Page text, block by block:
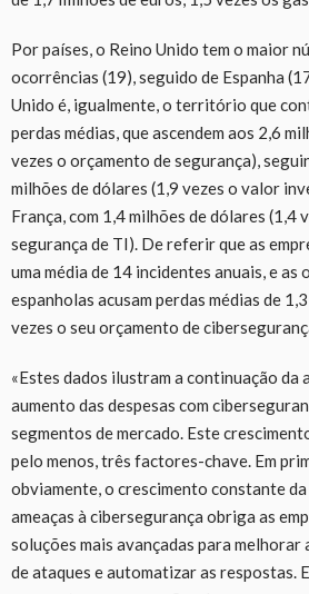
Por países, o Reino Unido tem o maior
ocorrências (19), seguido de Espanha
Unido é, igualmente, o território que
perdas médias, que ascendem aos 2,6
vezes o orçamento de segurança),
milhões de dólares (1,9 vezes o valor
França, com 1,4 milhões de dólares (1,4
segurança de TI). De referir que as
uma média de 14 incidentes anuais, e as
espanholas acusam perdas médias de
vezes o seu orçamento de
«Estes dados ilustram a continuação da
aumento das despesas com
segmentos de mercado. Este
pelo menos, três factores-chave. Em
obviamente, o crescimento constante
ameaças à cibersegurança obriga as
soluções mais avançadas para
de ataques e automatizar as respostas.